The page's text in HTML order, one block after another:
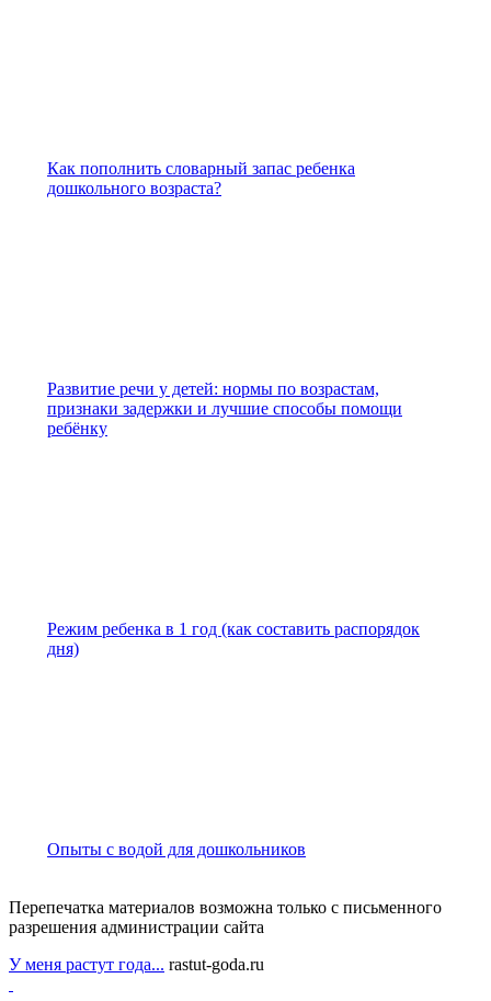
Как пополнить словарный запас ребенка
дошкольного возраста?
Развитие речи у детей: нормы по возрастам,
признаки задержки и лучшие способы помощи
ребёнку
Режим ребенка в 1 год (как составить распорядок
дня)
Опыты с водой для дошкольников
Перепечатка материалов возможна только с письменного
разрешения администрации сайта
У меня растут года... rastut-goda.ru